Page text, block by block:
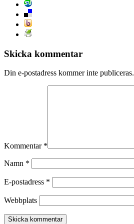
Skicka kommentar
Din e-postadress kommer inte publiceras.
Kommentar *
Namn *
E-postadress *
Webbplats